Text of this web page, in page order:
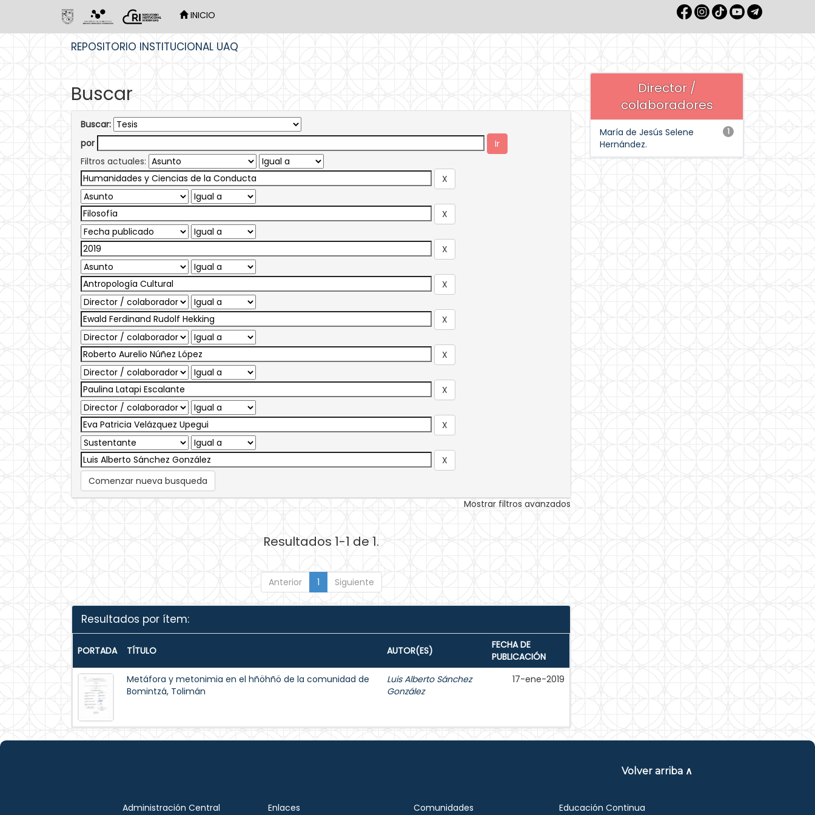
INICIO
REPOSITORIO INSTITUCIONAL UAQ
Buscar
Buscar:
por
Filtros actuales:
Comenzar nueva busqueda
Mostrar filtros avanzados
Resultados 1-1 de 1.
Anterior 1 Siguiente
Resultados por ítem:
PORTADA TÍTULO AUTOR(ES)
FECHA DE
PUBLICACIÓN
Metáfora y metonimia en el hñöhñö de la comunidad de
Bomintzá, Tolimán
Luis Alberto Sánchez
González
17-ene-2019
Director /
colaboradores
1
María de Jesús Selene
Hernández.
Volver arriba ∧
Administración Central Enlaces Comunidades Educación Continua